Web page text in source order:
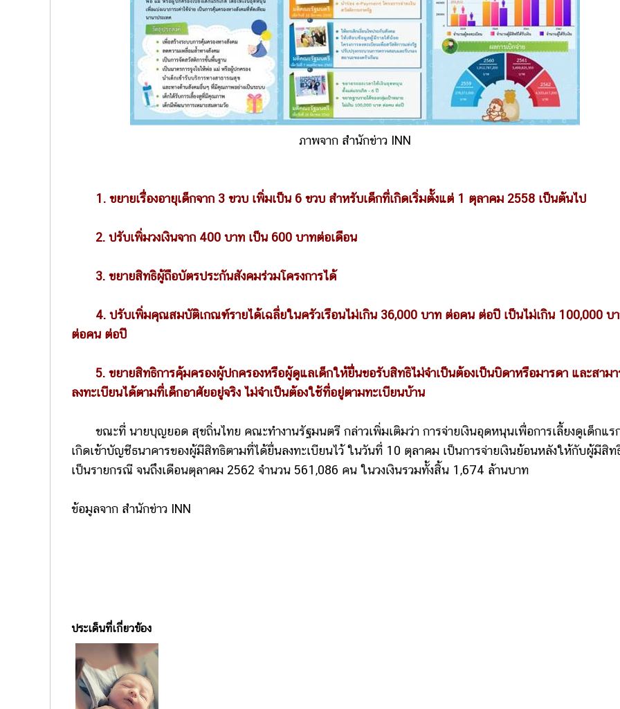
ภาพจาก สำนักข่าว INN
1. ขยายเรื่องอายุเด็กจาก 3 ขวบ เพิ่มเป็น 6 ขวบ สำหรับเด็กที่เกิดเริ่มตั้งแต่ 1 ตุลาคม 2558 เป็นต้นไป
2. ปรับเพิ่มวงเงินจาก 400 บาท เป็น 600 บาทต่อเดือน
3. ขยายสิทธิผู้ถือบัตรประกันสังคมร่วมโครงการได้
4. ปรับเพิ่มคุณสมบัติเกณฑ์รายได้เฉลี่ยในครัวเรือนไม่เกิน 36,000 บาท ต่อคน ต่อปี เป็นไม่เกิน 100,000 บ
ต่อคน ต่อปี
5. ขยายสิทธิการคุ้มครองผู้ปกครองหรือผู้ดูแลเด็กให้ยื่นขอรับสิทธิไม่จำเป็นต้องเป็นบิดาหรือมารดา และสามา
ลงทะเบียนได้ตามที่เด็กอาศัยอยู่จริง ไม่จำเป็นต้องใช้ที่อยู่ตามทะเบียนบ้าน
ขณะที่ นายบุญยอด สุขถิ่นไทย คณะทำงานรัฐมนตรี กล่าวเพิ่มเติมว่า การจ่ายเงินอุดหนุนเพื่อการเลี้ยงดูเด็กแร
เกิดเข้าบัญชีธนาคารของผู้มีสิทธิตามที่ได้ยื่นลงทะเบียนไว้ ในวันที่ 10 ตุลาคม เป็นการจ่ายเงินย้อนหลังให้กับผู้มีสิท
เป็นรายกรณี จนถึงเดือนตุลาคม 2562 จำนวน 561,086 คน ในวงเงินรวมทั้งสิ้น 1,674 ล้านบาท
ข้อมูลจาก สำนักข่าว INN
ประเด็นที่เกี่ยวข้อง